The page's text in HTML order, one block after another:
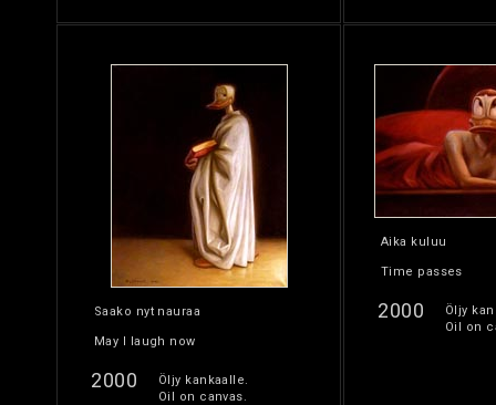
Saako nyt nauraa
May I laugh now
2000
Öljy kankaalle.
Oil on canvas.
Aika kuluu
Time passes
2000
Öljy
Oil on